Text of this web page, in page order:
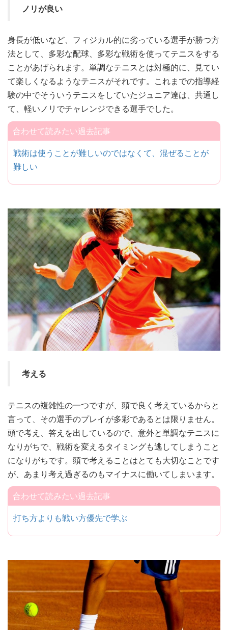
ノリが良い
身長が低いなど、フィジカル的に劣っている選手が勝つ方
法として、多彩な配球、多彩な戦術を使ってテニスをする
ことがあげられます。単調なテニスとは対極的に、見てい
て楽しくなるようなテニスがそれです。これまでの指導経
験の中でそういうテニスをしていたジュニア達は、共通し
て、軽いノリでチャレンジできる選手でした。
合わせて読みたい過去記事
戦術は使うことが難しいのではなくて、混ぜることが
難しい
考える
テニスの複雑性の一つですが、頭で良く考えているからと
言って、その選手のプレイが多彩であるとは限りません。
頭で考え、答えを出しているので、意外と単調なテニスに
なりがちで、戦術を変えるタイミングも逃してしまうこと
になりがちです。頭で考えることはとても大切なことです
が、あまり考え過ぎるのもマイナスに働いてしまいます。
合わせて読みたい過去記事
打ち方よりも戦い方優先で学ぶ